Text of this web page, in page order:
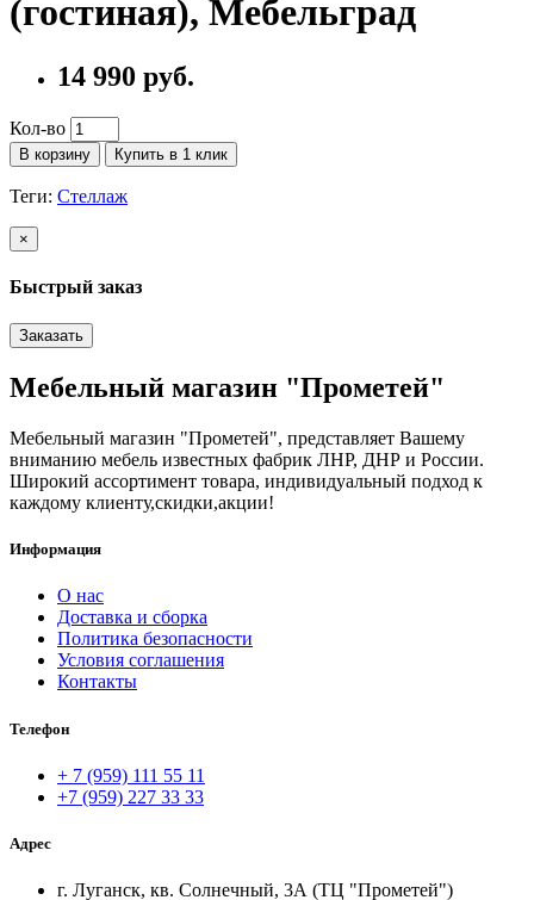
(гостиная), Мебельград
14 990 руб.
Кол-во
В корзину Купить в 1 клик
Теги: Стеллаж
×
Быстрый заказ
Заказать
Мебельный магазин "Прометей"
Мебельный магазин "Прометей", представляет Вашему
вниманию мебель известных фабрик ЛНР, ДНР и России.
Широкий ассортимент товара, индивидуальный подход к
каждому клиенту,скидки,акции!
Информация
О нас
Доставка и сборка
Политика безопасности
Условия соглашения
Контакты
Телефон
+ 7 (959) 111 55 11
+7 (959) 227 33 33
Адрес
г. Луганск, кв. Солнечный, 3А (ТЦ "Прометей")